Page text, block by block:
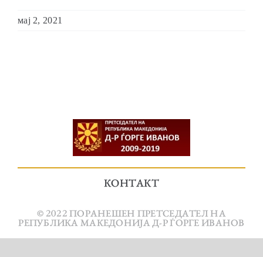
мај 2, 2021
КОНТАКТ
© 2022 ПОРАНЕШЕН ПРЕТСЕДАТЕЛ НА
РЕПУБЛИКА МАКЕДОНИЈА Д-Р ЃОРГЕ ИВАНОВ